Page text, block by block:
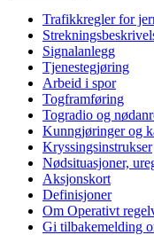
Trafikkregler for
Signalanlegg
Tjenestegjøring
Arbeid i spor
Togframføring
Togradio og
Kunngjøringer og
Kryssingsinstrukser
Nødsituasjoner,
Aksjonskort
Definisjoner
Om Operativt
Gi tilbakemelding